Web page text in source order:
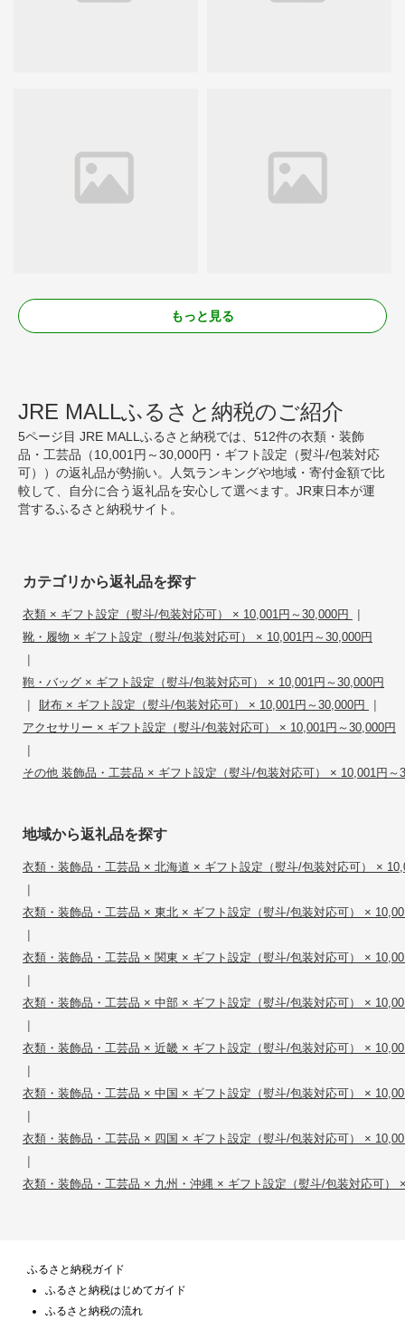
もっと見る
JRE MALLふるさと納税のご紹介
5ページ目 JRE MALLふるさと納税では、512件の衣類・装飾
品・工芸品（10,001円～30,000円・ギフト設定（熨斗/包装対応
可））の返礼品が勢揃い。人気ランキングや地域・寄付金額で比
較して、自分に合う返礼品を安心して選べます。JR東日本が運
営するふるさと納税サイト。
カテゴリから返礼品を探す
衣類 × ギフト設定（熨斗/包装対応可） × 10,001円～30,000円 |
靴・履物 × ギフト設定（熨斗/包装対応可） × 10,001円～30,000円
|
鞄・バッグ × ギフト設定（熨斗/包装対応可） × 10,001円～30,000円
| 財布 × ギフト設定（熨斗/包装対応可） × 10,001円～30,000円 |
アクセサリー × ギフト設定（熨斗/包装対応可） × 10,001円～30,000円
|
その他 装飾品・工芸品 × ギフト設定（熨斗/包装対応可） × 10,001円～
地域から返礼品を探す
衣類・装飾品・工芸品 × 北海道 × ギフト設定（熨斗/包装対応可） ×
|
衣類・装飾品・工芸品 × 東北 × ギフト設定（熨斗/包装対応可） ×
|
衣類・装飾品・工芸品 × 関東 × ギフト設定（熨斗/包装対応可） ×
|
衣類・装飾品・工芸品 × 中部 × ギフト設定（熨斗/包装対応可） ×
|
衣類・装飾品・工芸品 × 近畿 × ギフト設定（熨斗/包装対応可） ×
|
衣類・装飾品・工芸品 × 中国 × ギフト設定（熨斗/包装対応可） ×
|
衣類・装飾品・工芸品 × 四国 × ギフト設定（熨斗/包装対応可） ×
|
衣類・装飾品・工芸品 × 九州・沖縄 × ギフト設定（熨斗/包装対応可）
ふるさと納税ガイド
ふるさと納税はじめてガイド
ふるさと納税の流れ